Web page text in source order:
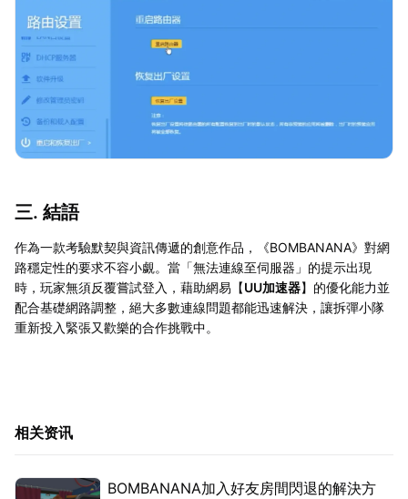
三. 結語
作為一款考驗默契與資訊傳遞的創意作品，《BOMBANANA》對網
路穩定性的要求不容小覷。當「無法連線至伺服器」的提示出現
時，玩家無須反覆嘗試登入，藉助網易【UU加速器】的優化能力並
配合基礎網路調整，絕大多數連線問題都能迅速解決，讓拆彈小隊
重新投入緊張又歡樂的合作挑戰中。
相关资讯
BOMBANANA加入好友房間閃退的解決方